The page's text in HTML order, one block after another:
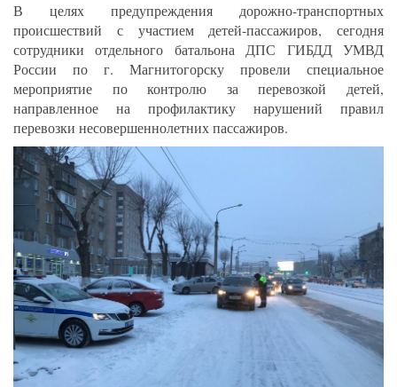
В целях предупреждения дорожно-транспортных
происшествий с участием детей-пассажиров, сегодня
сотрудники отдельного батальона ДПС ГИБДД УМВД
России по г. Магнитогорску провели специальное
мероприятие по контролю за перевозкой детей,
направленное на профилактику нарушений правил
перевозки несовершеннолетних пассажиров.